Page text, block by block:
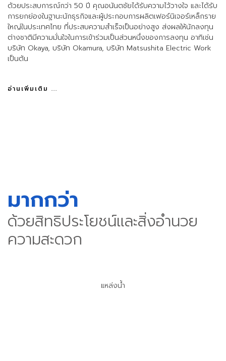
ด้วยประสบการณ์กว่า 50 ปี คุณอนันตชัยได้รับความไว้วางใจ และได้รับ
การยกย่องในฐานะนักธุรกิจและผู้ประกอบการผลิตเฟอร์นิเจอร์เหล็กราย
ใหญ่ในประเทศไทย ที่ประสบความสำเร็จเป็นอย่างสูง ส่งผลให้นักลงทุน
ต่างชาติมีความมั่นใจในการเข้าร่วมเป็นส่วนหนึ่งของการลงทุน อาทิเช่น
บริษัท Okaya, บริษัท Okamura, บริษัท Matsushita Electric Work
เป็นต้น
อ่านเพิ่มเติม ...
มากกว่า
ด้วยสิทธิประโยชน์และสิ่งอำนวย
ความสะดวก
แหล่งน้ำ